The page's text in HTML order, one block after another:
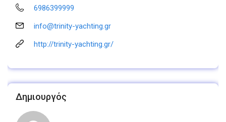
6986399999
info@trinity-yachting.gr
http://trinity-yachting.gr/
Δημιουργός